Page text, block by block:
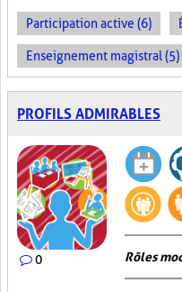
Participation active (6)
Enseignement magistral (5)
PROFILS ADMIRABLES
0 Rôles